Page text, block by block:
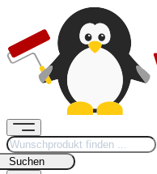
Suchen